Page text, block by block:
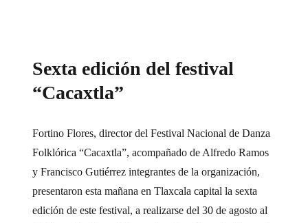
Sexta edición del festival
“Cacaxtla”
Fortino Flores, director del Festival Nacional de Danza
Folklórica “Cacaxtla”, acompañado de Alfredo Ramos
y Francisco Gutiérrez integrantes de la organización,
presentaron esta mañana en Tlaxcala capital la sexta
edición de este festival, a realizarse del 30 de agosto al